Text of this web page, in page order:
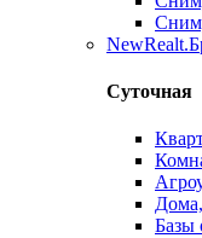
New
Суточная
Базы